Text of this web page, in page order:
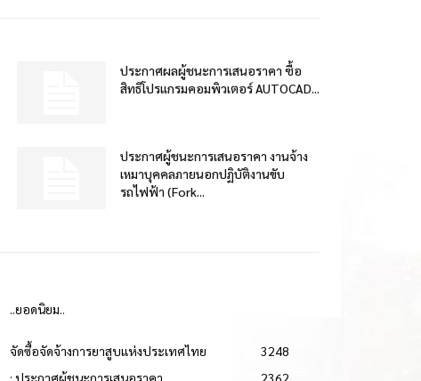
ประกาศผลผู้ชนะการเสนอราคา ซื้อ
สิทธิโปรแกรมคอมพิวเตอร์ AUTOCAD...
ประกาศผู้ชนะการเสนอราคา งานจ้าง
เหมาบุคคลภายนอกปฏิบัติงานขับ
รถไฟฟ้า (Fork...
..ยอดนิยม..
จัดซื้อจัดจ้างการยาสูบแห่งประเทศไทย
3248
: ประกาศผู้ชนะการเสนอราคา
2362